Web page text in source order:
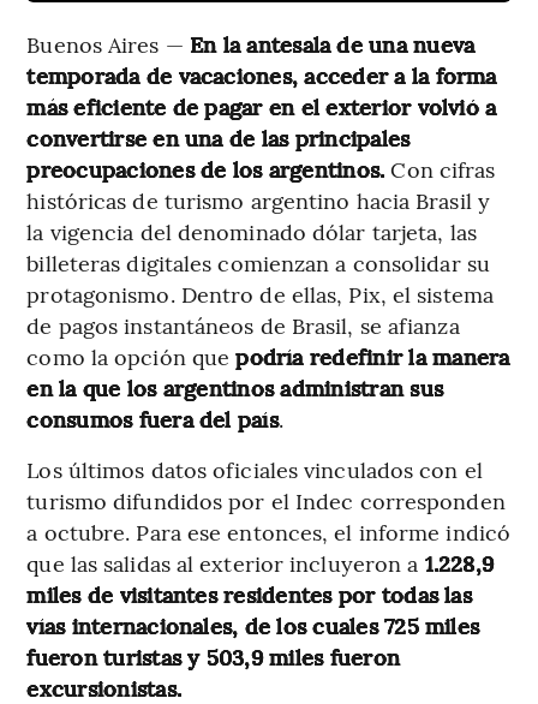
Buenos Aires — En la antesala de una nueva
temporada de vacaciones, acceder a la forma
más eficiente de pagar en el exterior volvió a
convertirse en una de las principales
preocupaciones de los argentinos. Con cifras
históricas de turismo argentino hacia Brasil y
la vigencia del denominado dólar tarjeta, las
billeteras digitales comienzan a consolidar su
protagonismo. Dentro de ellas, Pix, el sistema
de pagos instantáneos de Brasil, se afianza
como la opción quepodría redefinir la manera
en la que los argentinos administran sus
consumos fuera del país.
Los últimos datos oficiales vinculados con el
turismo difundidos por el Indec corresponden
a octubre. Para ese entonces, el informe indicó
que las salidas al exterior incluyeron a 1.228,9
miles de visitantes residentes por todas las
vías internacionales, de los cuales 725 miles
fueron turistas y 503,9 miles fueron
excursionistas.